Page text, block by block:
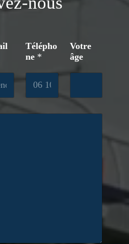
Télépho
ne *
Votre
âge